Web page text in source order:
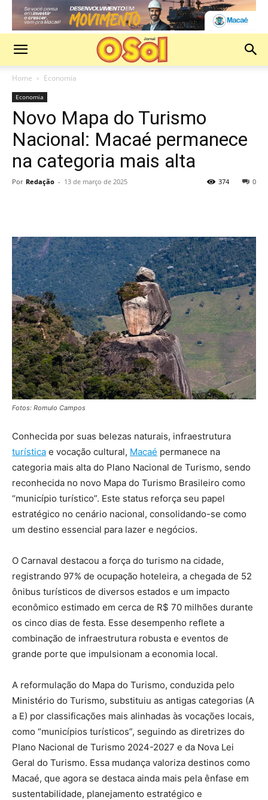
Home Economia
Economia
Novo Mapa do Turismo
Nacional: Macaé permanece
na categoria mais alta
Por Redação - 13 de março de 2025 0
374
Fotos: Romulo Campos
Conhecida por suas belezas naturais, infraestrutura
turística e vocação cultural, Macaé permanece na
categoria mais alta do Plano Nacional de Turismo, sendo
reconhecida no novo Mapa do Turismo Brasileiro como
“município turístico”. Este status reforça seu papel
estratégico no cenário nacional, consolidando-se como
um destino essencial para lazer e negócios.
O Carnaval destacou a força do turismo na cidade,
registrando 97% de ocupação hoteleira, a chegada de 52
ônibus turísticos de diversos estados e um impacto
econômico estimado em cerca de R$ 70 milhões durante
os cinco dias de festa. Esse desempenho reflete a
combinação de infraestrutura robusta e eventos de
grande porte que impulsionam a economia local.
A reformulação do Mapa do Turismo, conduzida pelo
Ministério do Turismo, substituiu as antigas categorias (A
a E) por classificações mais alinhadas às vocações locais,
como “municípios turísticos”, seguindo as diretrizes do
Plano Nacional de Turismo 2024-2027 e da Nova Lei
Geral do Turismo. Essa mudança valoriza destinos como
Macaé, que agora se destaca ainda mais pela ênfase em
sustentabilidade, planejamento estratégico e